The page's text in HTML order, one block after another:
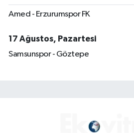
Amed - Erzurumspor FK
17 Ağustos, Pazartesi
Samsunspor - Göztepe